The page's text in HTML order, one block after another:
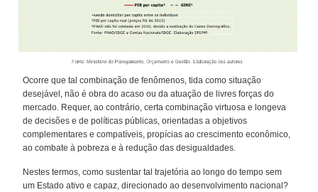
Ocorre que tal combinação de fenômenos, tida como situação
desejável, não é obra do acaso ou da atuação de livres forças do
mercado. Requer, ao contrário, certa combinação virtuosa e longeva
de decisões e de políticas públicas, orientadas a objetivos
complementares e compatíveis, propícias ao crescimento econômico,
ao combate à pobreza e à redução das desigualdades.
Nestes termos, como sustentar tal trajetória ao longo do tempo sem
um Estado ativo e capaz, direcionado ao desenvolvimento nacional?